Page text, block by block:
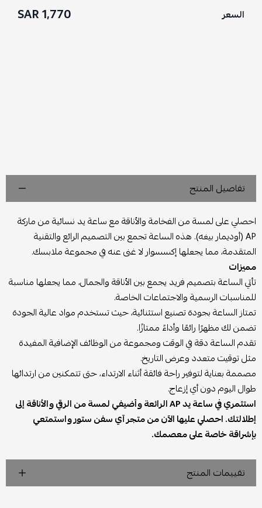
السعر 1,770 SAR
تفاصيل المنتج
احصلي على لمسة من الفخامة والأناقة مع ساعة يد نسائية من ماركة
AP (أوديمار بيغه). هذه الساعة تجمع بين التصميم الرائع والتقنية
المتقدمة، مما يجعلها إكسسوار لا غنى عنه في مجموعة ملابسك.
مميزات
تأتي الساعة بتصميم فريد يجمع بين الأناقة والجمال، مما يجعلها مناسبة
للمناسبات الرسمية والاجتماعات الخاصة.
تمتاز الساعة بجودة تصنيع استثنائية، حيث تستخدم مواد عالية الجودة
تضمن لك مظهرًا رائعًا وأداءً ممتازًا.
تقدم الساعة دقة في الوقت ومجموعة من الوظائف الإضافية المفيدة
مثل توقيت متعدد وعرض التاريخ.
مصممة بعناية لتوفير راحة فائقة أثناء الارتداء، حتى تتمكنين من ارتدائها
طوال اليوم دون أي إزعاج.
استثمري في ساعة يد AP الرائعة وأضيفي لمسة من الرقي والأناقة إلى
إطلالتك. احصلي عليها الآن من متجر آي سفن ستور واستمتعي
بإشراقة خاصة على معصمك.
تقييمات المنتج